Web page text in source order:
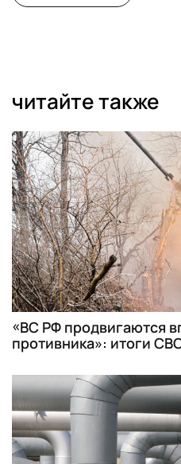
читайте также
«ВС РФ продвигаются
противника»: итоги